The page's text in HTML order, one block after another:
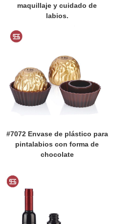
maquillaje y cuidado de
labios.
#7072 Envase de plástico para
pintalabios con forma de
chocolate